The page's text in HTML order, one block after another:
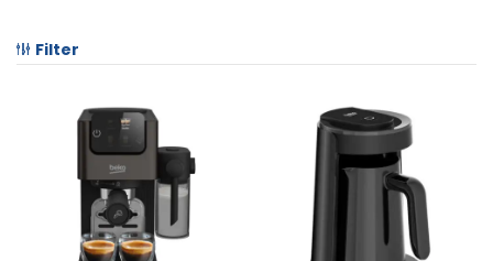
Filter